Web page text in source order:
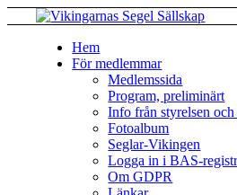
Hem
För medlemmar
Medlemssida
Program, preliminärt
Info från styrelsen
Fotoalbum
Seglar-Vikingen
Logga in i BAS-
Om GDPR